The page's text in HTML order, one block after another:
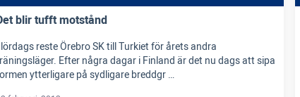
blir tufft motstånd
reste Örebro SK till Turkiet för årets andra
Efter några dagar i Finland är det nu dags att sipa
ytterligare på sydligare breddgr …